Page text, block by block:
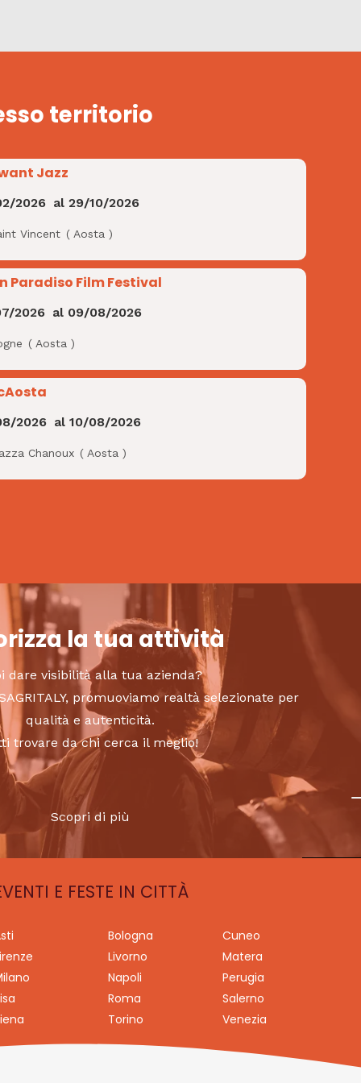
territorio
Jazz
2026 al29/10/2026
Vincent (Aosta )
Paradiso Film Festival
2026 al 09/08/2026
(Aosta )
2026 al10/08/2026
Chanoux (Aosta )
la tua attività
dare visibilità alla tua azienda?
promuoviamo realtà selezionate per
qualità e autenticità.
trovare da chi cerca il meglio!
Scopri di più
E FESTE IN CITTÀ
Bologna
Cuneo
Livorno
Matera
Napoli
Perugia
Roma
Salerno
Torino Venezia